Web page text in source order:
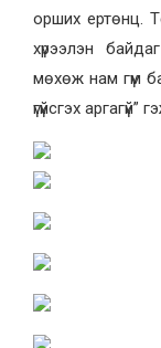
орших ертөнц.
хүрээлэн
мөхөж нам гүм
үгүйсгэх аргагүй”